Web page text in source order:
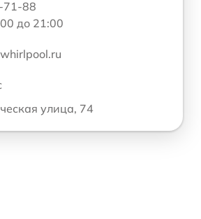
71-88
до 21:00
улица, 74